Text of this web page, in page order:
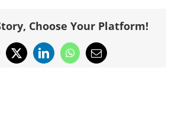
Choose Your Platform!
X LinkedInWhatsApp
Email